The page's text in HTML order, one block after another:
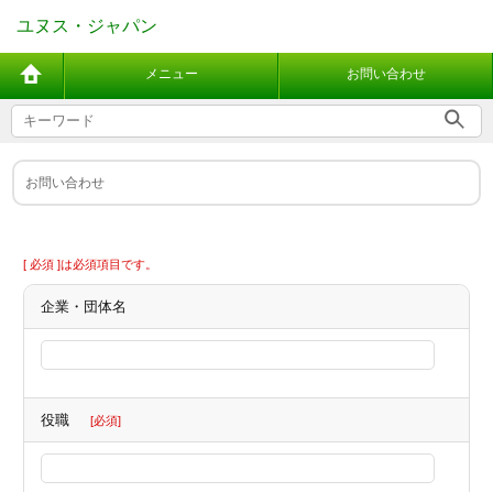
ユヌス・ジャパン
メニュー お問い合わせ
お問い合わせ
[ 必須 ]は必須項目です。
企業・団体名
役職 [必須]